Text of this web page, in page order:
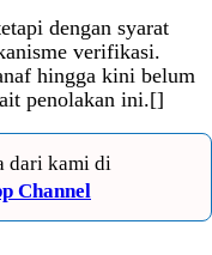
dengan syarat
verifikasi.
hingga kini belum
penolakan ini.[]
dari kami di
Channel